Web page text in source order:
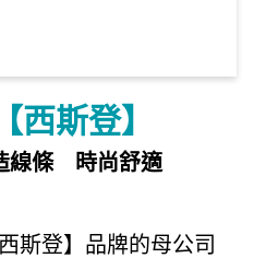
西斯登】
線條 時尚舒適
斯登】品牌的母公司